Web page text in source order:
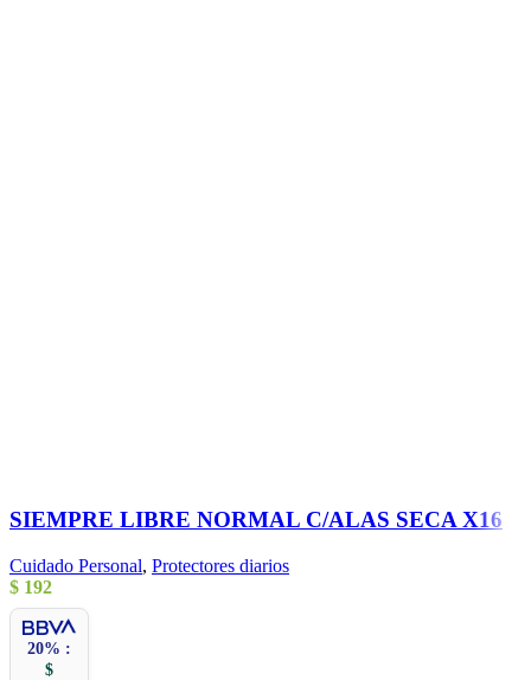
SIEMPRE LIBRE NORMAL C/ALAS SECA X16
Cuidado Personal, Protectores diarios
$ 192
20% :
$